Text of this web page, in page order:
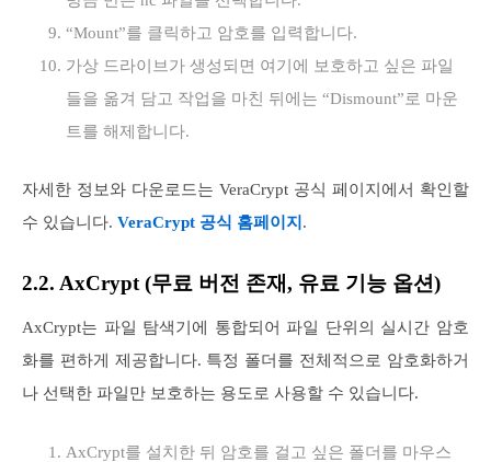
“Mount”를 클릭하고 암호를 입력합니다.
가상 드라이브가 생성되면 여기에 보호하고 싶은 파일
들을 옮겨 담고 작업을 마친 뒤에는 “Dismount”로 마운
트를 해제합니다.
자세한 정보와 다운로드는 VeraCrypt 공식 페이지에서 확인할
수 있습니다. VeraCrypt 공식 홈페이지 .
2.2. AxCrypt (무료 버전 존재, 유료 기능 옵션)
AxCrypt는 파일 탐색기에 통합되어 파일 단위의 실시간 암호
화를 편하게 제공합니다. 특정 폴더를 전체적으로 암호화하거
나 선택한 파일만 보호하는 용도로 사용할 수 있습니다.
AxCrypt를 설치한 뒤 암호를 걸고 싶은 폴더를 마우스